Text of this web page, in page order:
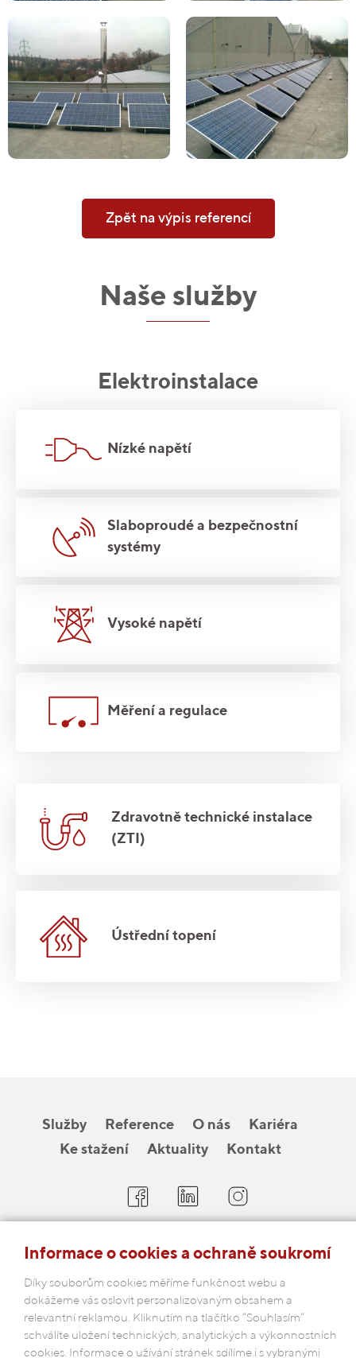
Zpět na výpis referencí
Naše služby
Elektroinstalace
Nízké napětí
Slaboproudé a bezpečnostní
systémy
Vysoké napětí
Měření a regulace
Zdravotně technické instalace
(ZTI)
Ústřední topení
Služby Reference O nás
Kariéra
Ke stažení
Aktuality Kontakt
COBAP s.r.o.
Česká republika
Podmínky ochrany osobních údajů
Informace o cookies a ochraně soukromí
Díky souborům cookies měříme funkčnost webu a
dokážeme vás oslovit personalizovaným obsahem a
relevantní reklamou. Kliknutím na tlačítko “Souhlasím“
schválíte uložení technických, analytických a výkonnostních
cookies. Informace o užívání stránek sdílíme i s vybranými